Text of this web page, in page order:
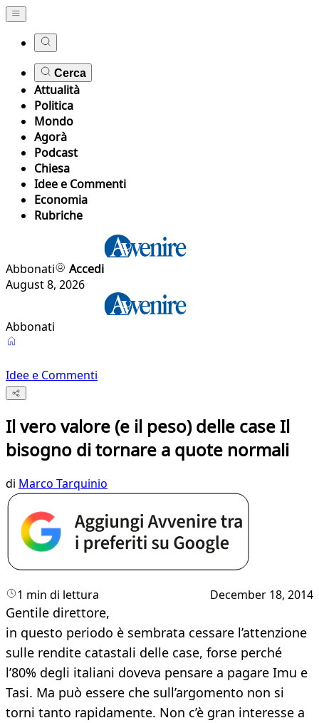
Cerca
Attualità
Politica
Mondo
Agorà
Podcast
Chiesa
Idee e Commenti
Economia
Rubriche
Abbonati
Accedi
August 8, 2026
Abbonati
Idee e Commenti
Il vero valore (e il peso) delle case Il
bisogno di tornare a quote normali
di Marco Tarquinio
1 min di lettura December 18, 2014
Gentile direttore,
in questo periodo è sembrata cessare l’attenzione
sulle rendite catastali delle case, forse perché
l’80% degli italiani doveva pensare a pagare Imu e
Tasi. Ma può essere che sull’argomento non si
torni tanto rapidamente. Non c’è gran interesse a